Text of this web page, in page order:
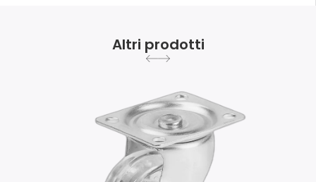
Altri prodotti